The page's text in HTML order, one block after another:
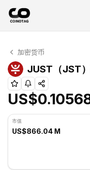
JUST 技术分析
JUST 目前交易价格
加密货币
市值
US$866.04 M